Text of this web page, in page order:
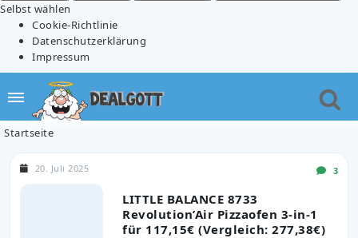
Selbst wählen
Cookie-Richtlinie
Datenschutzerklärung
Impressum
Startseite
LITTLE BALANCE 8733
Revolution’Air Pizzaofen 3-in-1
für 117,15€ (Vergleich: 277,38€)
20. Juli 2025 3